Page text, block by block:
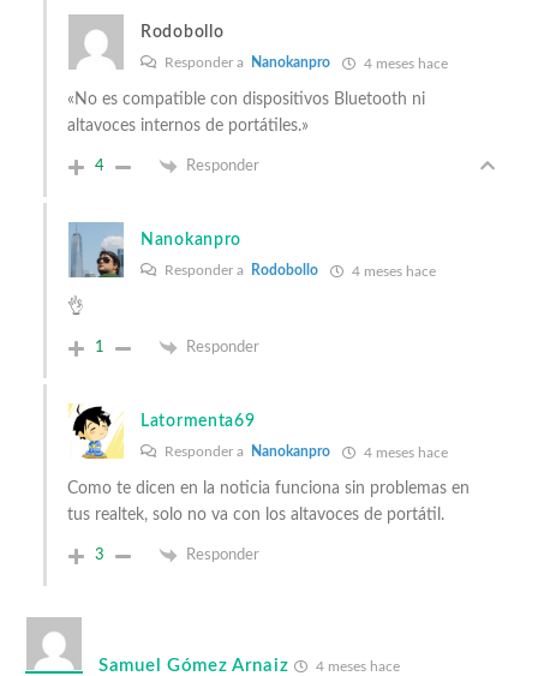
Rodobollo
Responder a Nanokanpro 4 meses hace
«No es compatible con dispositivos Bluetooth ni
altavoces internos de portátiles.»
4 Responder
Nanokanpro
Responder a Rodobollo 4 meses hace
👌
1 Responder
Latormenta69
Responder a Nanokanpro 4 meses hace
Como te dicen en la noticia funciona sin problemas en
tus realtek, solo no va con los altavoces de portátil.
3 Responder
Samuel Gómez Arnaiz 4 meses hace